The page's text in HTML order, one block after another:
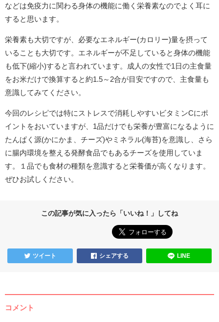
などは免疫力に関わる身体の機能に働く栄養素なのでよく耳に
すると思います。
栄養素も大切ですが、必要なエネルギー(カロリー)量を摂って
いることも大切です。エネルギーが不足していると身体の機能
も低下(縮小)すると言われています。成人の女性で1日の主食量
をお米だけで換算すると約1.5～2合が目安ですので、主食量も
意識してみてください。
今回のレシピでは特にストレスで消耗しやすいビタミンCにポ
イントをおいていますが、1品だけでも栄養が豊富になるように
たんぱく源(かにかま、チーズ)やミネラル(海苔)を意識し、さら
に腸内環境を整える発酵食品でもあるチーズを使用していま
す。１品でも食材の種類を意識すると栄養価が高くなります。
ぜひお試しください。
この記事が気に入ったら「いいね！」してね
ツイート シェアする LINE
コメント